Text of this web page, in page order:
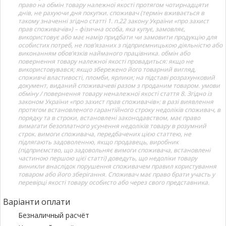
право на обмін товару належної якості протягом чотирнадцяти
днів, не рахуючи дня покупки. споживач (термін вживається в
такому значенні згідно статті 1. п.22 закону України «про захист
прав споживачів») – фізична особа, яка купує, замовляє,
використовує або має намір придбати чи замовити продукцію для
особистих потреб, не пов’язаних з підприємницькою діяльністю або
виконанням обов’язків найманого працівника. обмін або
повернення товару належної якості провадиться: якщо не
використовувався; якщо збережено його товарний вигляд,
споживчі властивості, пломби, ярлики; на підставі розрахунковий
документ, виданий споживачеві разом з проданим товаром. умови
обміну / повернення товару неналежної якості стаття 8. Згідно із
законом України «про захист прав споживачів»: в разі виявлення
протягом встановленого гарантійного строку недоліків споживач, в
порядку та в строки, встановлені законодавством, має право
вимагати безоплатного усунення недоліків товару в розумний
строк. вимоги споживача, передбачених цією статтею, не
підлягають задоволенню, якщо продавець, виробник
(підприємство, що задовольняє вимоги споживача, встановлені
частиною першою цієї статті) доведуть, що недоліки товару
виникли внаслідок порушення споживачем правил користування
товаром або його зберігання. Споживач має право брати участь у
перевірці якості товару особисто або через свого представника.
Варіанти оплати
Безналичный расчёт